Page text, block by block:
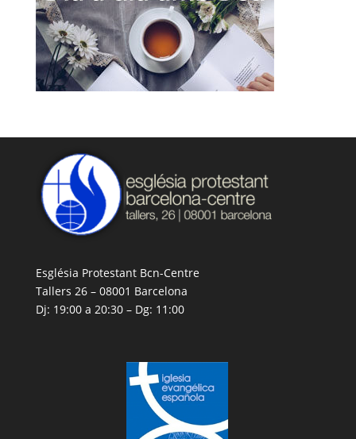
Església Protestant Bcn-Centre
Tallers 26 – 08001 Barcelona
Dj: 19:00 a 20:30 – Dg: 11:00